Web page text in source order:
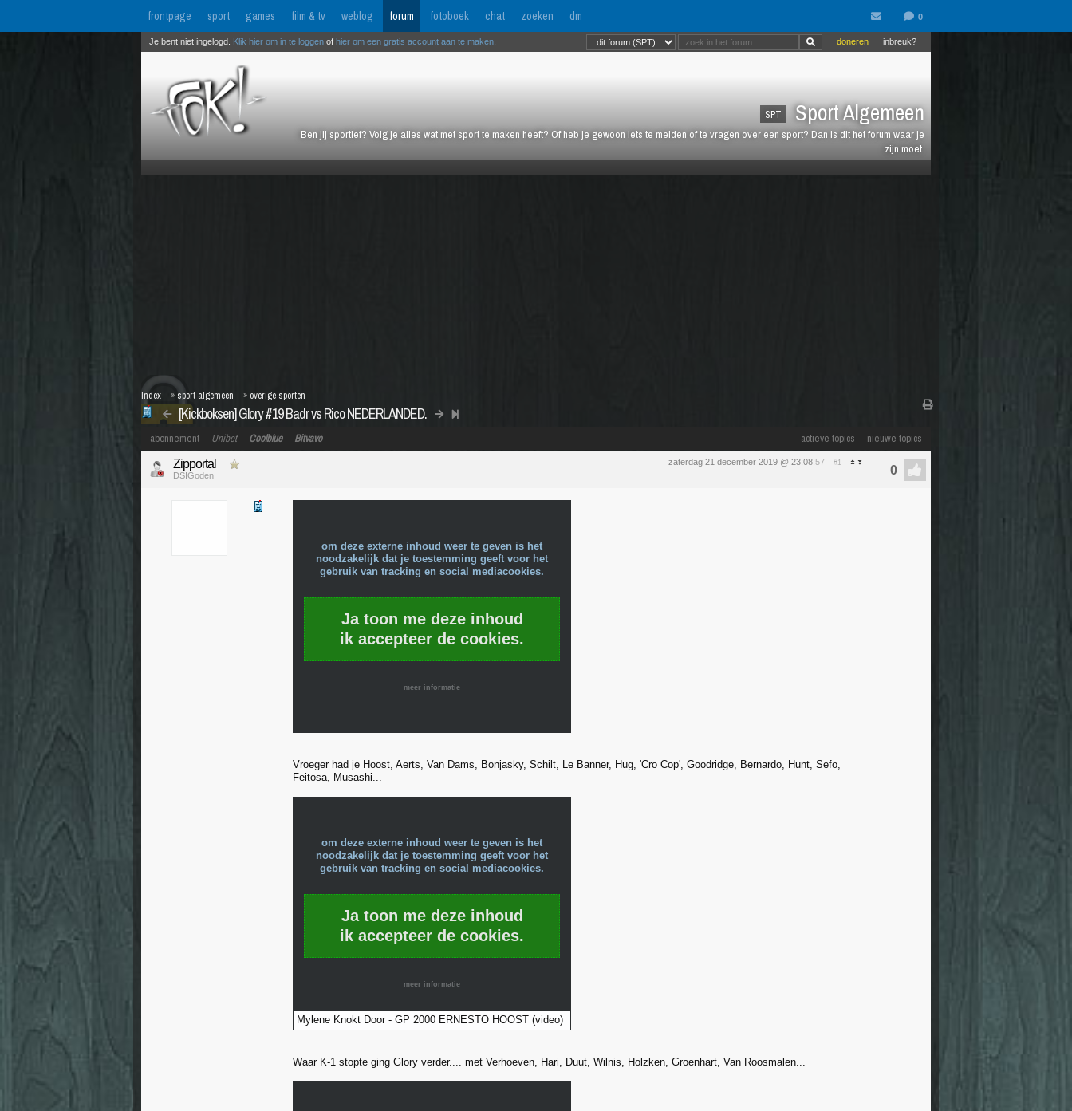
frontpage sport games film & tv weblog forum fotoboek chat zoeken dm
SPT Sport Algemeen
Ben jij sportief? Volg je alles wat met sport te maken heeft? Of heb je gewoon iets te melden of te vragen over een sport? Dan is dit het forum waar je
zijn moet.
inbreuk?
doneren
Je bent niet ingelogd. Klik hier om in te loggen of hier om een gratis account aan te maken
[Kickboksen] Glory #19 Badr vs Rico NEDERLANDED.
Index » sport algemeen » overige sporten
actieve topics nieuwe topics
abonnement Unibet Coolblue Bitvavo
zaterdag 21 december 2019 @ 23:08:57 #1
Zipportal
DSIGoden
om deze externe inhoud weer te geven is het
noodzakelijk dat je toestemming geeft voor het
gebruik van tracking en social mediacookies.
Ja toon me deze inhoud
ik accepteer de cookies.
meer informatie
Vroeger had je Hoost, Aerts, Van Dams, Bonjasky, Schilt, Le Banner, Hug, 'Cro Cop', Goodridge, Bernardo, Hunt, Sefo,
Feitosa, Musashi...
om deze externe inhoud weer te geven is het
noodzakelijk dat je toestemming geeft voor het
gebruik van tracking en social mediacookies.
Ja toon me deze inhoud
ik accepteer de cookies.
meer informatie
Mylene Knokt Door - GP 2000 ERNESTO HOOST (video)
Waar K-1 stopte ging Glory verder.... met Verhoeven, Hari, Duut, Wilnis, Holzken, Groenhart, Van Roosmalen...